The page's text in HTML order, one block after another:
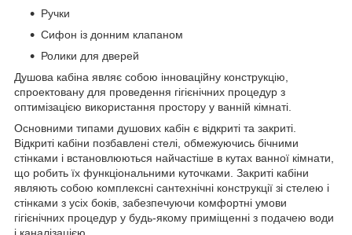
Ручки
Сифон із донним клапаном
Ролики для дверей
Душова кабіна являє собою інноваційну конструкцію,
спроектовану для проведення гігієнічних процедур з
оптимізацією використання простору у ванній кімнаті.
Основними типами душових кабін є відкриті та закриті.
Відкриті кабіни позбавлені стелі, обмежуючись бічними
стінками і встановлюються найчастіше в кутах ванної кімнати,
що робить їх функціональними куточками. Закриті кабіни
являють собою комплексні сантехнічні конструкції зі стелею і
стінками з усіх боків, забезпечуючи комфортні умови
гігієнічних процедур у будь-якому приміщенні з подачею води